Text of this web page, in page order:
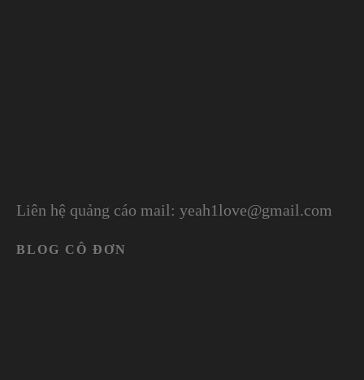
Liên hệ quảng cáo mail: yeah1love@gmail.com
BLOG CÔ ĐƠN